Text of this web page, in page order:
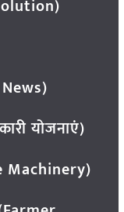
योजनाएं)
Machinery)